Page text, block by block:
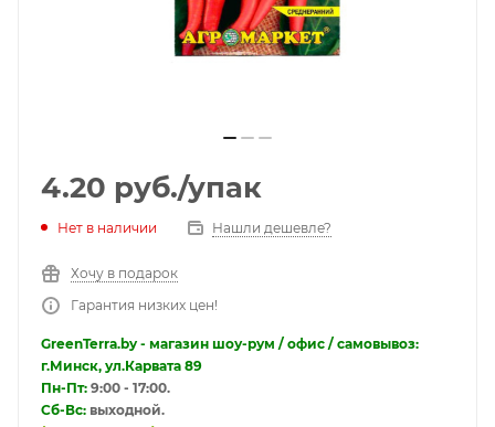
4.20 руб./упак
Нет в наличии Нашли дешевле?
Хочу в подарок
Гарантия низких цен!
GreenTerra.by - магазин шоу-рум / офис / самовывоз:
г.Минск, ул.Карвата 89
Пн-Пт: 9:00 - 17:00.
Сб-Вс: выходной.